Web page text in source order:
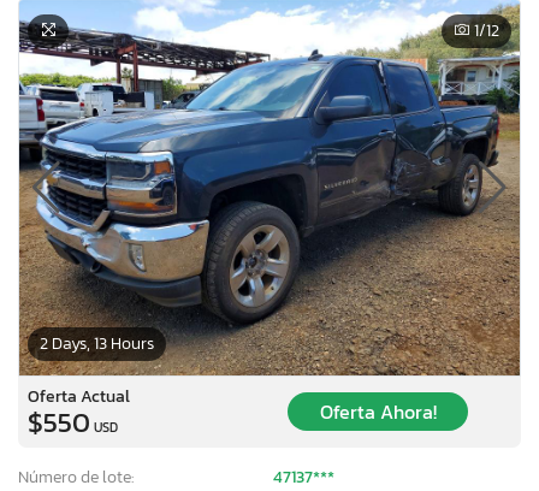
2 Days, 13 Hours
1/12
Oferta Actual
$550 USD
Oferta Ahora!
Número de lote:
47137***